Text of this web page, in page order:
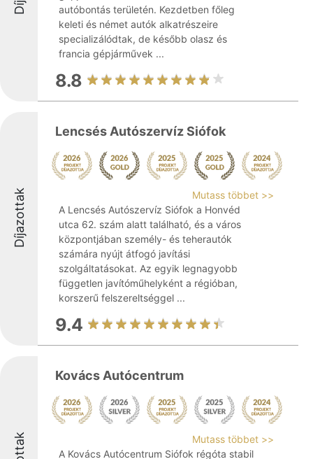
autóbontás területén. Kezdetben főleg
keleti és német autók alkatrészeire
specializálódtak, de később olasz és
francia gépjárművek ...
8.8
Díjazottak
Lencsés Autószervíz Siófok
Mutass többet >>
A Lencsés Autószervíz Siófok a Honvéd
utca 62. szám alatt található, és a város
központjában személy- és teherautók
számára nyújt átfogó javítási
szolgáltatásokat. Az egyik legnagyobb
független javítóműhelyként a régióban,
korszerű felszereltséggel ...
9.4
Kovács Autócentrum
Mutass többet >>
A Kovács Autócentrum Siófok régóta stabil